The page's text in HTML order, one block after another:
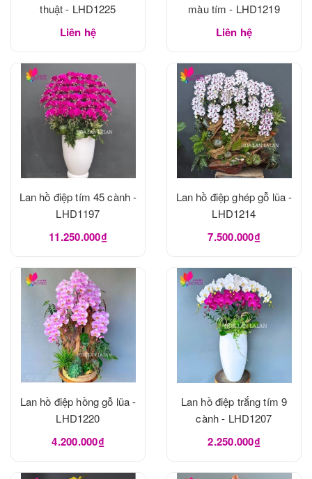
thuật - LHD1225
Liên hệ
màu tím - LHD1219
Liên hệ
Lan hồ điệp tím 45 cành -
LHD1197
11.250.000₫
Lan hồ điệp ghép gỗ lũa -
LHD1214
7.500.000₫
Lan hồ điệp hồng gỗ lũa -
LHD1220
4.200.000₫
Lan hồ điệp trắng tím 9
cành - LHD1207
2.250.000₫